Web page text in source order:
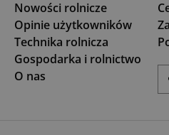
Nowości rolnicze
Opinie użytkowników
Technika rolnicza
Gospodarka i rolnictwo
O nas